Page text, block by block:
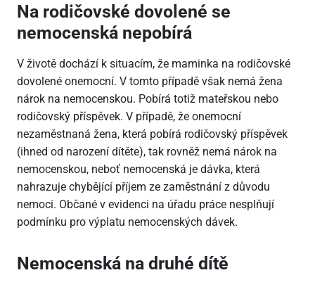
Na rodičovské dovolené se
nemocenská nepobírá
V životě dochází k situacím, že maminka na rodičovské
dovolené onemocní. V tomto případě však nemá žena
nárok na nemocenskou. Pobírá totiž mateřskou nebo
rodičovský příspěvek. V případě, že onemocní
nezaměstnaná žena, která pobírá rodičovský příspěvek
(ihned od narození dítěte), tak rovněž nemá nárok na
nemocenskou, neboť nemocenská je dávka, která
nahrazuje chybějící příjem ze zaměstnání z důvodu
nemoci. Občané v evidenci na úřadu práce nesplňují
podmínku pro výplatu nemocenských dávek.
Nemocenská na druhé dítě